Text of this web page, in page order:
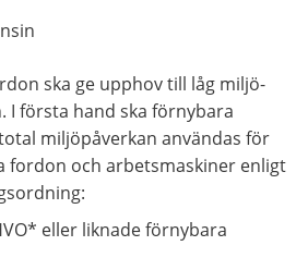
ska ge upphov till låg miljö-
I första hand ska förnybara
miljöpåverkan användas för
fordon och arbetsmaskiner enligt
eller liknade förnybara